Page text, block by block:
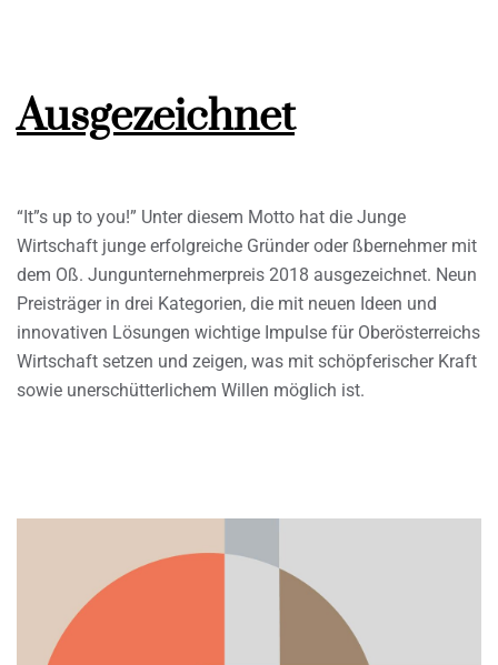
Ausgezeichnet
“It”s up to you!” Unter diesem Motto hat die Junge
Wirtschaft junge erfolgreiche Gründer oder ßbernehmer mit
dem Oß. Jungunternehmerpreis 2018 ausgezeichnet. Neun
Preisträger in drei Kategorien, die mit neuen Ideen und
innovativen Lösungen wichtige Impulse für Oberösterreichs
Wirtschaft setzen und zeigen, was mit schöpferischer Kraft
sowie unerschütterlichem Willen möglich ist.